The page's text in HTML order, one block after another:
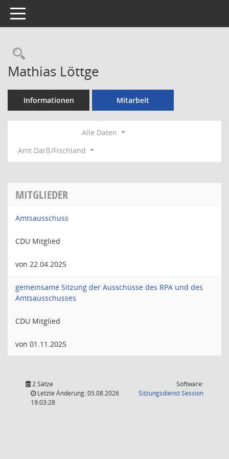
Toggle navigation
Rechercheauswahl
Mathias Löttge
Informationen Mitarbeit
Alle Daten
Amt Darß/Fischland
MITGLIEDER
Amtsausschuss
CDU Mitglied
von 22.04.2025
gemeinsame Sitzung der Ausschüsse des RPA und des
Amtsausschusses
CDU Mitglied
von 01.11.2025
2 Sätze
Letzte Änderung: 05.08.2026
19:03:28
Software:
SitzungsdienstSession(Wird in